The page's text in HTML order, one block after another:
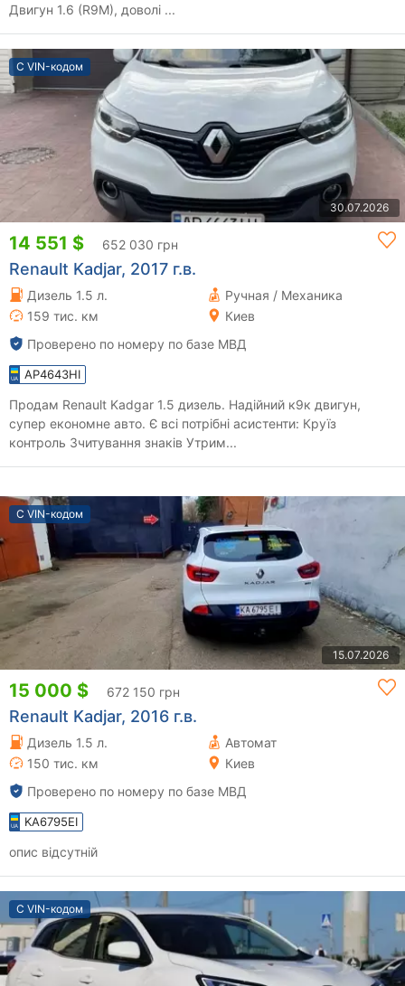
Двигун 1.6 (R9M), доволі ...
С VIN-кодом
30.07.2026
14 551 $ 652 030 грн
Renault Kadjar, 2017 г.в.
Дизель 1.5 л.
Ручная / Механика
159 тис. км
Киев
Проверено по номеру по базе МВД
AP4643HI
Продам Renault Kadgar 1.5 дизель. Надійний к9к двигун,
супер економне авто. Є всі потрібні асистенти: Круїз
контроль Зчитування знаків Утрим...
С VIN-кодом
15.07.2026
15 000 $ 672 150 грн
Renault Kadjar, 2016 г.в.
Дизель 1.5 л.
Автомат
150 тис. км
Киев
Проверено по номеру по базе МВД
KA6795EI
опис відсутній
С VIN-кодом